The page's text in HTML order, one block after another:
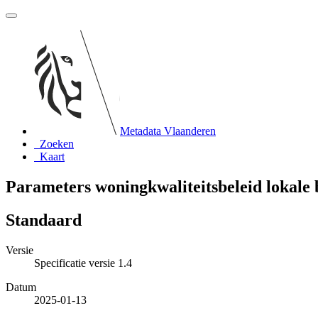
Metadata Vlaanderen
Zoeken
Kaart
Parameters woningkwaliteitsbeleid lokale
Standaard
Versie
Specificatie versie 1.4
Datum
2025-01-13